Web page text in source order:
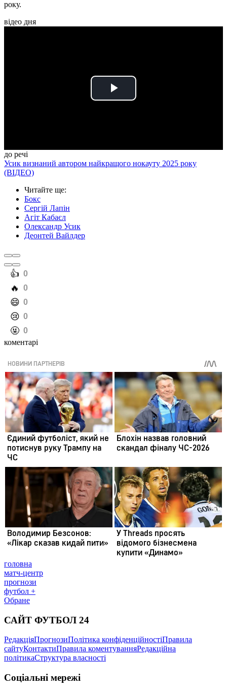
року.
відео дня
Play
до речі
Усик визнаний автором найкращого нокауту 2025 року
(ВІДЕО)
Читайте ще:
Бокс
Сергій Лапін
Агіт Кабаєл
Олександр Усик
Деонтей Вайлдер
️👍 0
️🔥 0
️😄 0
️😢 0
️🤬 0
коментарі
головна
матч-центр
прогнози
футбол +
Обране
САЙТ ФУТБОЛ 24
РедакціяПрогнозиПолітика конфіденційностіПравила
сайтуКонтактиПравила коментуванняРедакційна
політикаСтруктура власності
Соціальні мережі